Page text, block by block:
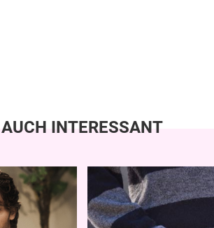
AUCH INTERESSANT